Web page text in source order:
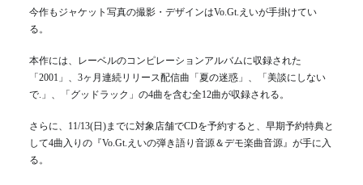
今作もジャケット写真の撮影・デザインはVo.Gt.えいが手掛けてい
る。
本作には、レーベルのコンピレーションアルバムに収録された
「2001」、3ヶ月連続リリース配信曲「夏の迷惑」、「美談にしない
で.」、「グッドラック」の4曲を含む全12曲が収録される。
さらに、11/13(日)までに対象店舗でCDを予約すると、早期予約特典と
して4曲入りの『Vo.Gt.えいの弾き語り音源＆デモ楽曲音源』が手に入
る。